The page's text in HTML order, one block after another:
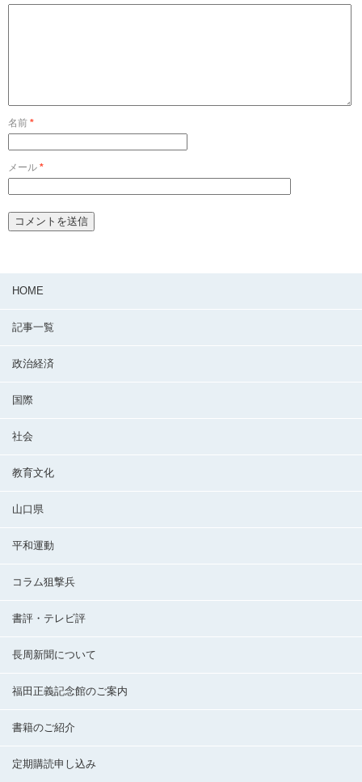
名前 *
メール *
HOME
記事一覧
政治経済
国際
社会
教育文化
山口県
平和運動
コラム狙撃兵
書評・テレビ評
長周新聞について
福田正義記念館のご案内
書籍のご紹介
定期購読申し込み